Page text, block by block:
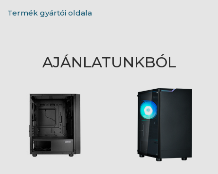
Termék gyártói oldala
AJÁNLATUNKBÓL